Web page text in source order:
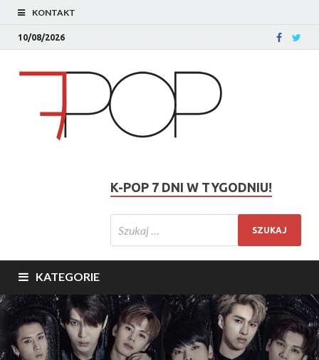
KONTAKT
10/08/2026
K-POP 7 DNI W TYGODNIU!
KATEGORIE